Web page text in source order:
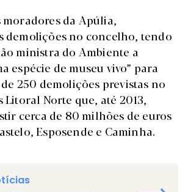
moradores da Apúlia,
demolições no concelho, tendo
ministra do Ambiente a
espécie de museu vivo” para
250 demolições previstas no
Litoral Norte que, até 2013,
cerca de 80 milhões de euros
Esposende e Caminha.